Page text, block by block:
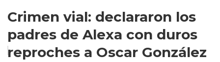
Crimen vial: declararon los
padres de Alexa con duros
reproches a Oscar González